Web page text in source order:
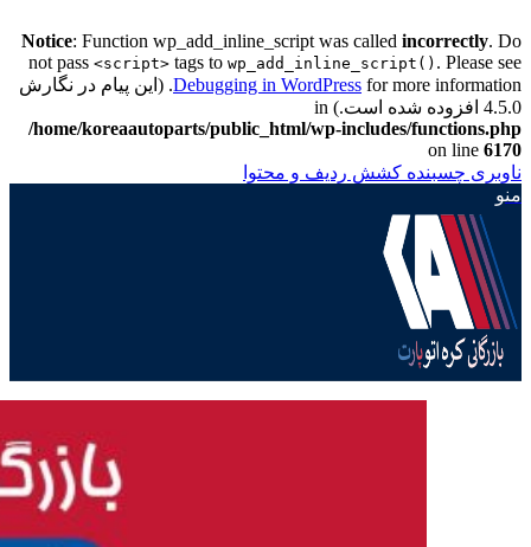
Notice: Function wp_add_inline_script was called incorrectly. Do
not pass <script> tags to wp_add_inline_script() . Please see
Debugging in WordPressfor more information. (این پیام در نگارش
4.5.0 افزوده شده است.) in
/home/koreaautoparts/public_html/wp-includes/functions.php
on line 6170
ناوبری چسبنده کشش ردیف و محتوا
منو